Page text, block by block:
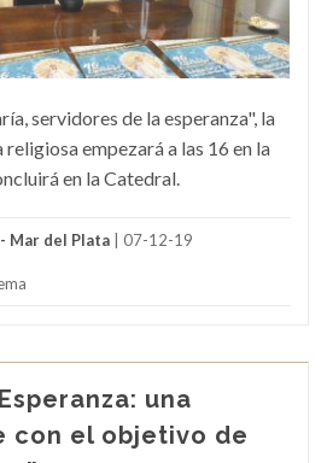
servidores de la esperanza", la
empezará a las 16 en la
en la Catedral.
Mar del Plata | 07-12-19
una
con el objetivo de